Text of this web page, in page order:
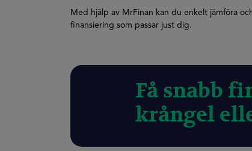
Med hjälp av MrFinan kan du enkelt jämföra
finansiering som passar just dig.
Få snabb
krångel